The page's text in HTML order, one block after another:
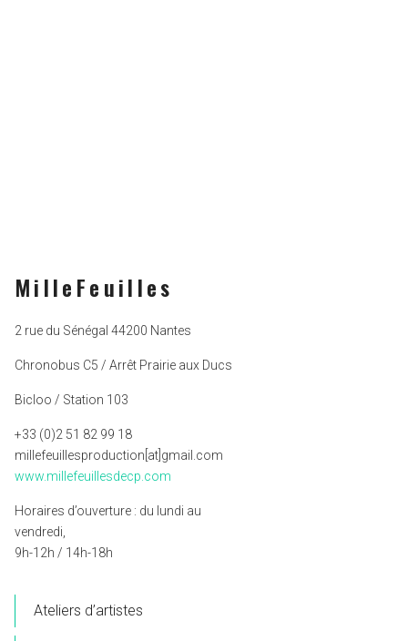
MilleFeuilles
2 rue du Sénégal 44200 Nantes
Chronobus C5 / Arrêt Prairie aux Ducs
Bicloo / Station 103
+33 (0)2 51 82 99 18
millefeuillesproduction[at]gmail.com
www.millefeuillesdecp.com
Horaires d’ouverture : du lundi au
vendredi,
9h-12h / 14h-18h
Ateliers d’artistes